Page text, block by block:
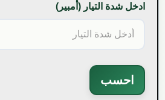
ادخل شدة التيار (أمبير)
احسب